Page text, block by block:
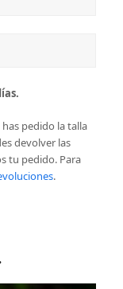
has pedido la talla
devolver las
tu pedido. Para
.